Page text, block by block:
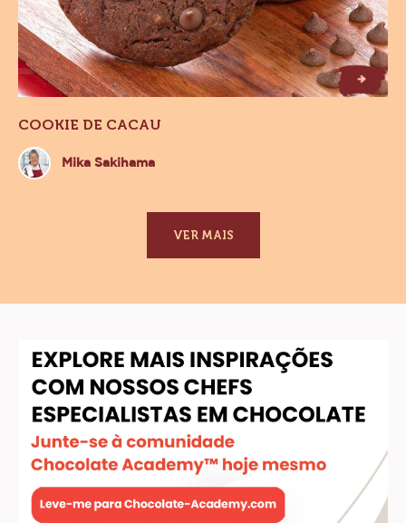
C
o
o
k
ie
d
e
C
a
c
a
u
COOKIE DE CACAU
Mika
Sakihama
Mika Sakihama
VER MAIS